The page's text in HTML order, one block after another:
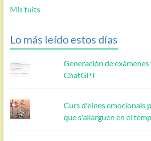
Mis tuits
Lo más leído estos días
Generación de
ChatGPT
Curs d'eines emocionals
que s'allarguen en el